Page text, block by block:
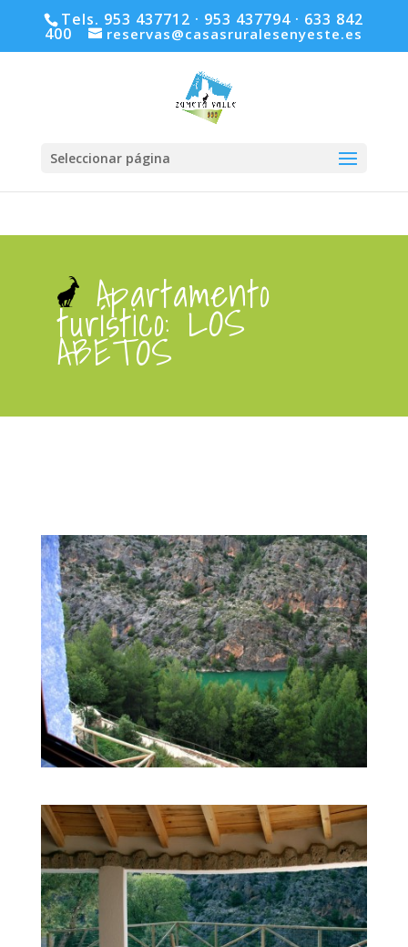
Tels. 953 437712 · 953 437794 · 633 842
400 reservas@casasruralesenyeste.es
Seleccionar página
Apartamento
turístico: LOS
ABETOS